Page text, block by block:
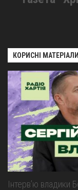
КОРИСНІ МАТЕРІАЛИ
Інтерв’ю владики